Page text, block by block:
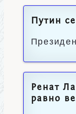
Путин
Ренат
равно